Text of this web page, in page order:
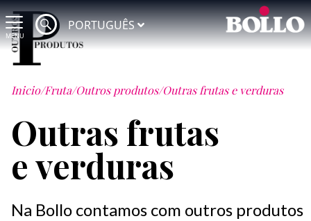
MENU
PORTUGUÊS
Inicio/Fruta/Outros produtos/Outras frutas e verduras
Outras frutas
e verduras
Na Bollo contamos com outros produtos